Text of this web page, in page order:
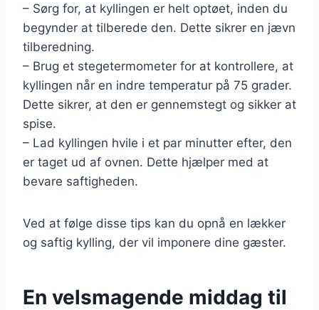
– Sørg for, at kyllingen er helt optøet, inden du
begynder at tilberede den. Dette sikrer en jævn
tilberedning.
– Brug et stegetermometer for at kontrollere, at
kyllingen når en indre temperatur på 75 grader.
Dette sikrer, at den er gennemstegt og sikker at
spise.
– Lad kyllingen hvile i et par minutter efter, den
er taget ud af ovnen. Dette hjælper med at
bevare saftigheden.
Ved at følge disse tips kan du opnå en lækker
og saftig kylling, der vil imponere dine gæster.
En velsmagende middag til